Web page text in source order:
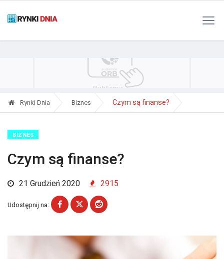
Rynki Dnia Biznes Czym są finanse?
BIZNES
Czym są finanse?
21 Grudzień 2020 2915
Udostępnij na: